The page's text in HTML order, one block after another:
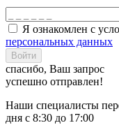
Я ознакомлен с
персональных данных
Войти
спасибо, Ваш запрос
успешно отправлен!
Наши специалисты
дня с 8:30 до 17:00